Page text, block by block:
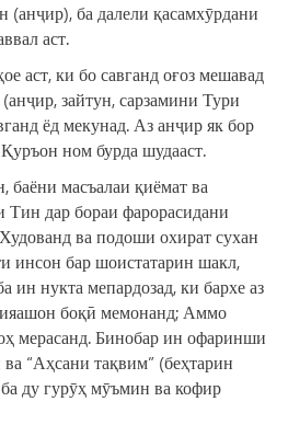
ба далели қасамхӯрдани
аст.
аст, ки бо савганд оғоз мешавад
зайтун, сарзамини Тури
ёд мекунад. Аз анҷир як бор
ном бурда шудааст.
масъалаи қиёмат ва
Тин дар бораи фарорасидани
ва подоши охират сухан
инсон бар шоистатарин шакл,
ин нукта мепардозад, ки бархе аз
боқӣ мемонанд; Аммо
мерасанд. Бинобар ин офаринши
“Аҳсани тақвим” (беҳтарин
ду гурӯҳ мӯъмин ва кофир